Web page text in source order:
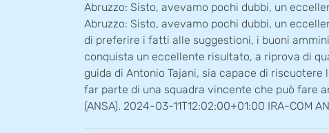
Abruzzo: Sisto, avevamo pochi dubbi, un
Abruzzo: Sisto, avevamo pochi dubbi, un
di preferire i fatti alle suggestioni, i buoni
conquista un eccellente risultato, a riprova di
guida di Antonio Tajani, sia capace di
far parte di una squadra vincente che può fare
(ANSA). 2024-03-11T12:02:00+01:00 IRA-COM